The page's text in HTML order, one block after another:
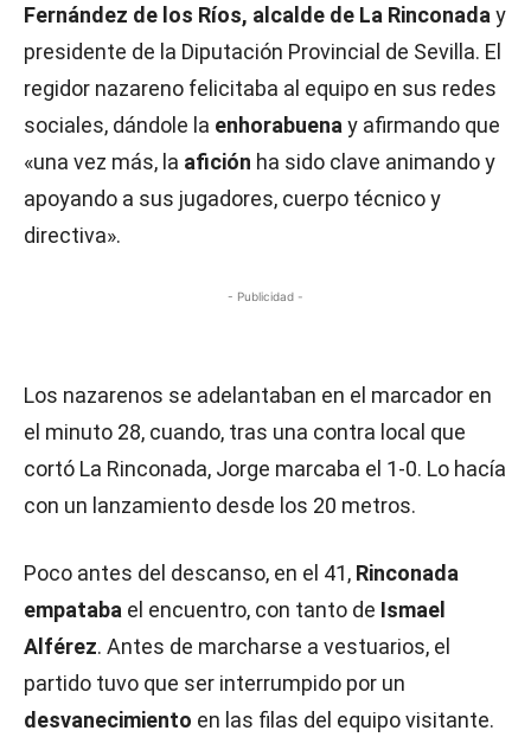
Fernández de los Ríos, alcalde de La Rinconada y
presidente de la Diputación Provincial de Sevilla. El
regidor nazareno felicitaba al equipo en sus redes
sociales, dándole la enhorabuena y afirmando que
«una vez más, la afición ha sido clave animando y
apoyando a sus jugadores, cuerpo técnico y
directiva».
- Publicidad -
Los nazarenos se adelantaban en el marcador en
el minuto 28, cuando, tras una contra local que
cortó La Rinconada, Jorge marcaba el 1-0. Lo hacía
con un lanzamiento desde los 20 metros.
Poco antes del descanso, en el 41, Rinconada
empataba el encuentro, con tanto de Ismael
Alférez. Antes de marcharse a vestuarios, el
partido tuvo que ser interrumpido por un
desvanecimiento en las filas del equipo visitante.